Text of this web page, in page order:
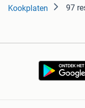
Kookplaten 97